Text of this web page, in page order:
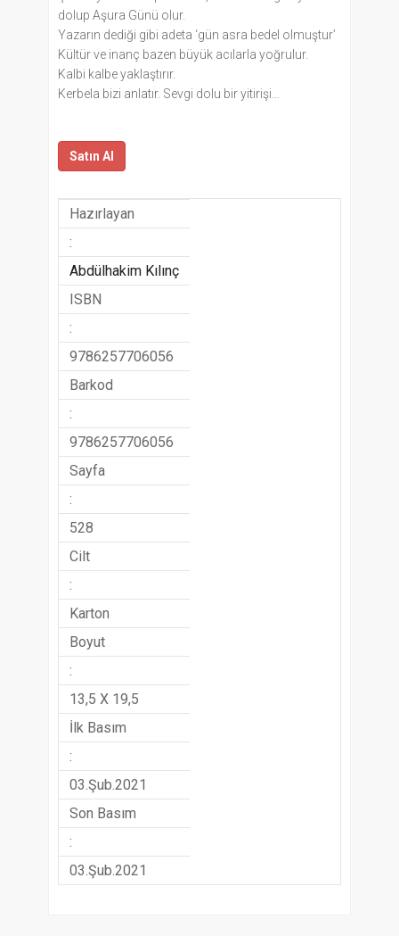
dolup Aşura Günü olur.
Yazarın dediği gibi adeta ‘gün asra bedel olmuştur’
Kültür ve inanç bazen büyük acılarla yoğrulur.
Kalbi kalbe yaklaştırır.
Kerbela bizi anlatır. Sevgi dolu bir yitirişi…
Satın Al
Hazırlayan
:
Abdülhakim Kılınç
ISBN
:
9786257706056
Barkod
:
9786257706056
Sayfa
:
528
Cilt
:
Karton
Boyut
:
13,5 X 19,5
İlk Basım
:
03.Şub.2021
Son Basım
:
03.Şub.2021